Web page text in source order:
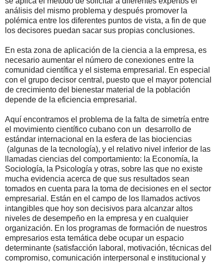
análisis del mismo problema y después promover la
polémica entre los diferentes puntos de vista, a fin de que
los decisores puedan sacar sus propias conclusiones.
En esta zona de aplicación de la ciencia a la empresa, es
necesario aumentar el número de conexiones entre la
comunidad científica y el sistema empresarial. En especial
con el grupo decisor central, puesto que el mayor potencial
de crecimiento del bienestar material de la población
depende de la eficiencia empresarial.
Aquí encontramos el problema de la falta de simetría entre
el movimiento científico cubano con un desarrollo de
estándar internacional en la esfera de las biociencias
(algunas de la tecnología), y el relativo nivel inferior de las
llamadas ciencias del comportamiento: la Economía, la
Sociología, la Psicología y otras, sobre las que no existe
mucha evidencia acerca de que sus resultados sean
tomados en cuenta para la toma de decisiones en el sector
empresarial. Están en el campo de los llamados activos
intangibles que hoy son decisivos para alcanzar altos
niveles de desempeño en la empresa y en cualquier
organización. En los programas de formación de nuestros
empresarios esta temática debe ocupar un espacio
determinante (satisfacción laboral, motivación, técnicas del
compromiso, comunicación interpersonal e institucional y